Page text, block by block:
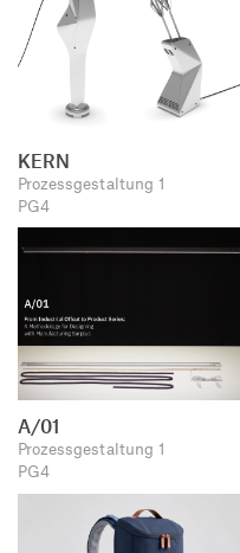
KERN
Prozessgestaltung 1
PG4
A/01
Prozessgestaltung 1
PG4